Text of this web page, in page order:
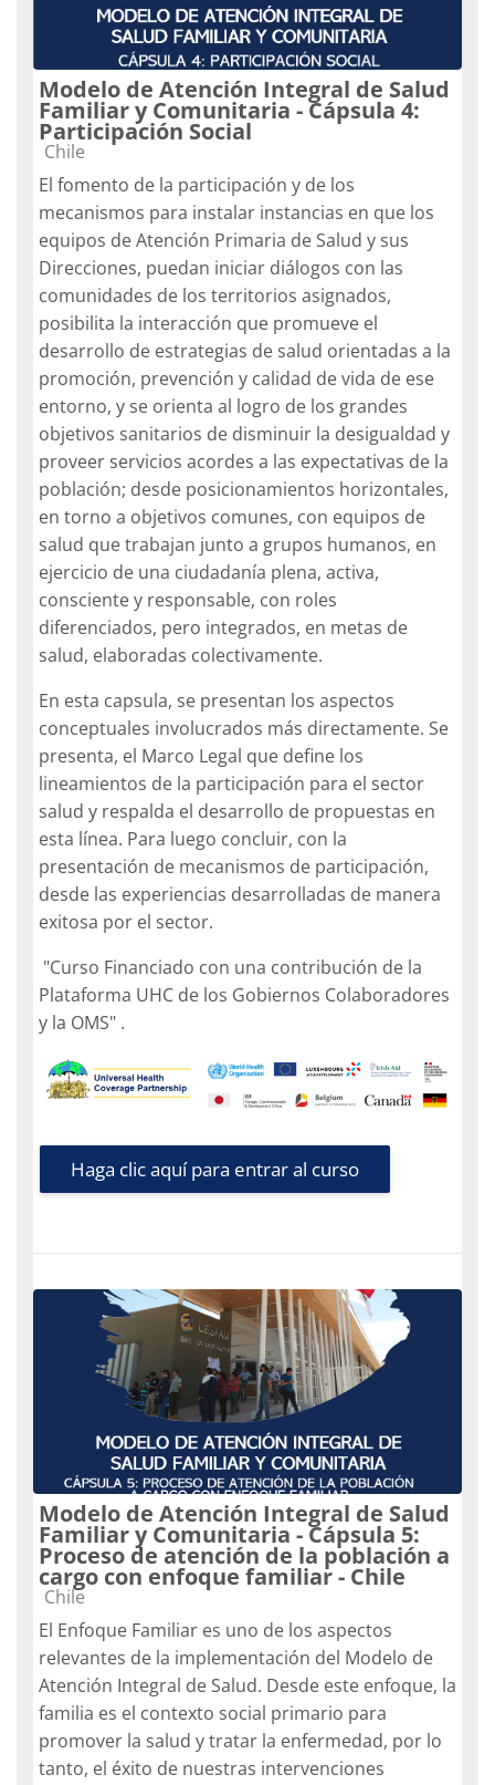
Modelo de Atención Integral de Salud
Familiar y Comunitaria - Cápsula 4:
Participación Social
Categoría de cursos
Chile
El fomento de la participación y de los
mecanismos para instalar instancias en que los
equipos de Atención Primaria de Salud y sus
Direcciones, puedan iniciar diálogos con las
comunidades de los territorios asignados,
posibilita la interacción que promueve el
desarrollo de estrategias de salud orientadas a la
promoción, prevención y calidad de vida de ese
entorno, y se orienta al logro de los grandes
objetivos sanitarios de disminuir la desigualdad y
proveer servicios acordes a las expectativas de la
población; desde posicionamientos horizontales,
en torno a objetivos comunes, con equipos de
salud que trabajan junto a grupos humanos, en
ejercicio de una ciudadanía plena, activa,
consciente y responsable, con roles
diferenciados, pero integrados, en metas de
salud, elaboradas colectivamente.
En esta capsula, se presentan los aspectos
conceptuales involucrados más directamente. Se
presenta, el Marco Legal que define los
lineamientos de la participación para el sector
salud y respalda el desarrollo de propuestas en
esta línea. Para luego concluir, con la
presentación de mecanismos de participación,
desde las experiencias desarrolladas de manera
exitosa por el sector.
"Curso Financiado con una contribución de la
Plataforma UHC de los Gobiernos Colaboradores
y la OMS" .
Haga clic aquí para entrar al curso
Modelo de Atención Integral de Salud
Familiar y Comunitaria - Cápsula 5:
Proceso de atención de la población a
cargo con enfoque familiar - Chile
Categoría de cursos
Chile
El Enfoque Familiar es uno de los aspectos
relevantes de la implementación del Modelo de
Atención Integral de Salud. Desde este enfoque, la
familia es el contexto social primario para
promover la salud y tratar la enfermedad, por lo
tanto, el éxito de nuestras intervenciones